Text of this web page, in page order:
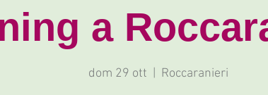
a
dom 29 ott
  |
Roccaranieri